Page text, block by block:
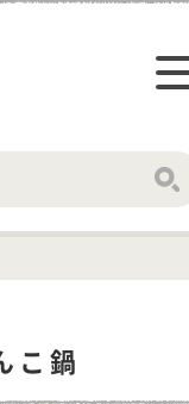
こ鍋